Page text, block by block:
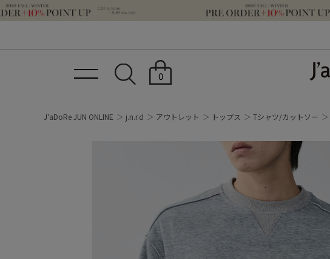
0
J'aDoRe JUN ONLINE j.n.r.d アウトレット トップス Tシャツ/カットソー